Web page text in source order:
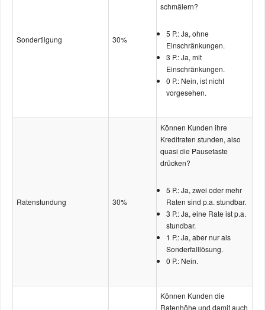
Sondertilgung 30%
schmälern?
5 P.: Ja, ohne
Einschränkungen.
3 P.: Ja, mit
Einschränkungen.
0 P.: Nein, ist nicht
vorgesehen.
Raten­stundung 30%
Können Kunden ihre
Kreditraten stunden, also
quasi die Pausetaste
drücken?
5 P.: Ja, zwei oder mehr
Raten sind p.a. stundbar.
3 P.: Ja, eine Rate ist p.a.
stundbar.
1 P.: Ja, aber nur als
Sonder­falllösung.
0 P.: Nein.
Können Kunden die
Ratenhöhe und damit auch